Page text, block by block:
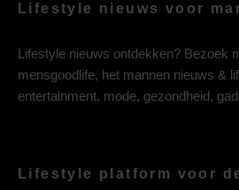
Lifestyle nieuws voor
Lifestyle nieuws ontdekken? Bezoek
mensgoodlife, het mannen nieuws &
entertainment, mode, gezondheid,
Lifestyle platform voor